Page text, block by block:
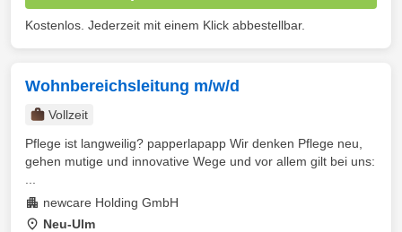
Kostenlos. Jederzeit mit einem Klick abbestellbar.
Wohnbereichsleitung m/w/d
Vollzeit
Pflege ist langweilig? papperlapapp Wir denken Pflege neu,
gehen mutige und innovative Wege und vor allem gilt bei uns:
newcare Holding GmbH
Neu-Ulm